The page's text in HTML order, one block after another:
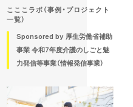
こここラボ（事例・プロジェクト
一覧）
Sponsored by 厚生労働省補助
事業 令和7年度介護のしごと魅
力発信等事業（情報発信事業）